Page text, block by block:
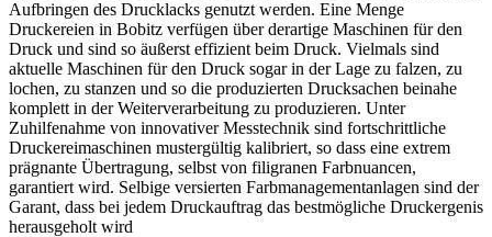
Aufbringen des Drucklacks genutzt werden. Eine Menge
Druckereien in Bobitz verfügen über derartige Maschinen für den
Druck und sind so äußerst effizient beim Druck. Vielmals sind
aktuelle Maschinen für den Druck sogar in der Lage zu falzen, zu
lochen, zu stanzen und so die produzierten Drucksachen beinahe
komplett in der Weiterverarbeitung zu produzieren. Unter
Zuhilfenahme von innovativer Messtechnik sind fortschrittliche
Druckereimaschinen mustergültig kalibriert, so dass eine extrem
prägnante Übertragung, selbst von filigranen Farbnuancen,
garantiert wird. Selbige versierten Farbmanagementanlagen sind der
Garant, dass bei jedem Druckauftrag das bestmögliche Druckergenis
herausgeholt wird